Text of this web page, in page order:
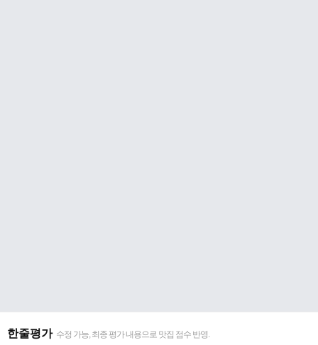
한줄평가 수정 가능, 최종 평가 내용으로 맛집 점수 반영.